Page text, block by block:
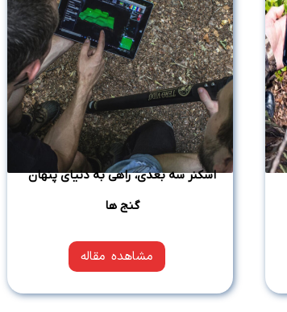
اسکنر سه‌ بعدی، راهی به دنیای پنهان
گنج‌ ها
مشاهده مقاله